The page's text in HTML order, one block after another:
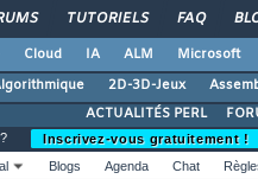
TUTORIELS FAQ
Cloud IA ALM Microsoft
2D-3D-Jeux
ACTUALITÉS PERL
Inscrivez-vous gratuitement !
Blogs Agenda Chat